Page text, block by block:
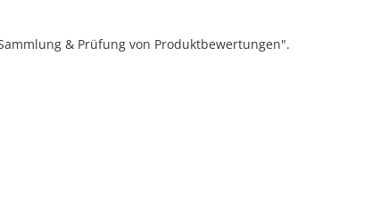
& Prüfung von Produktbewertungen".